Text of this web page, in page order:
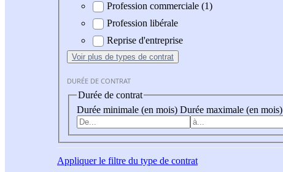
Profession commerciale (1)
Profession libérale
Reprise d'entreprise
Voir plus de types de contrat
DURÉE DE CONTRAT
Durée de contrat
Durée minimale (en mois) Durée maximale (en mois)
Appliquerle filtre du type de contrat